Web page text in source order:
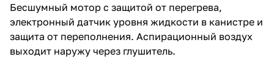
Бесшумный мотор с защитой от перегрева,
электронный датчик уровня жидкости в канистре и
защита от переполнения. Аспирационный воздух
выходит наружу через глушитель.